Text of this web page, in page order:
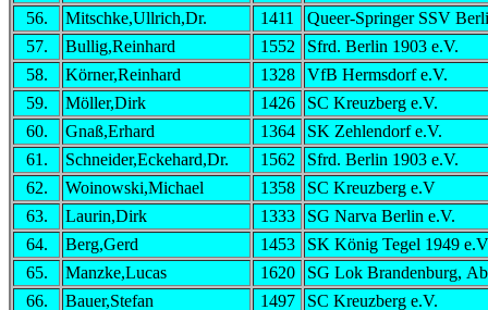
56.
Mitschke,Ullrich,Dr. 1411
Queer-Springer SSV
57.
Bullig,Reinhard 1552
Sfrd. Berlin 1903 e.V.
58.
Körner,Reinhard 1328
VfB Hermsdorf e.V.
59.
Möller,Dirk 1426
SC Kreuzberg e.V.
60.
Gnaß,Erhard 1364
SK Zehlendorf e.V.
61.
Schneider,Eckehard,Dr. 1562
Sfrd. Berlin 1903 e.V.
62.
Woinowski,Michael 1358
SC Kreuzberg e.V
63.
Laurin,Dirk 1333
SG Narva Berlin e.V.
64.
Berg,Gerd 1453
SK König Tegel 1949
65.
Manzke,Lucas 1620
SG Lok Brandenburg,
66.
Bauer,Stefan 1497 SC Kreuzberg e.V.